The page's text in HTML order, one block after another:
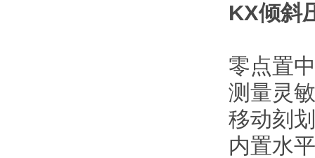
KX倾斜
零点置
测量灵
移动刻
内置水